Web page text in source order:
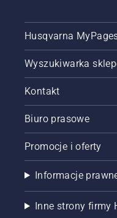
Husqvarna
Wyszukiwarka
Kontakt
Biuro prasowe
Promocje i oferty
Informacje
Inne strony firmy